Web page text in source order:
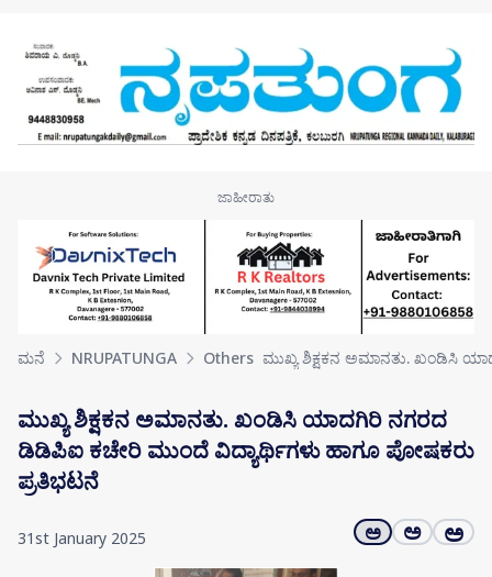
ಮನೆ NRUPATUNGA Others ಮುಖ್ಯ ಶಿಕ್ಷಕನ ಅಮಾನತು. ಖಂಡಿಸಿ
ಮುಖ್ಯ ಶಿಕ್ಷಕನ ಅಮಾನತು. ಖಂಡಿಸಿ ಯಾದಗಿರಿ ನಗರದ
ಡಿಡಿಪಿಐ ಕಚೇರಿ ಮುಂದೆ ವಿದ್ಯಾರ್ಥಿಗಳು ಹಾಗೂ ಪೋಷಕರು
ಪ್ರತಿಭಟನೆ
31st January 2025 ಅ ಅ ಅ